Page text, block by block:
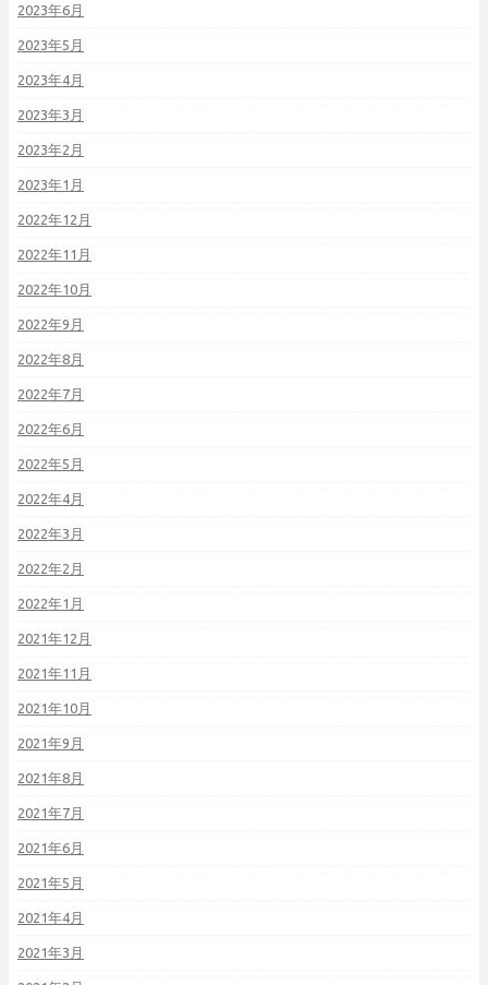
2023年6月
2023年5月
2023年4月
2023年3月
2023年2月
2023年1月
2022年12月
2022年11月
2022年10月
2022年9月
2022年8月
2022年7月
2022年6月
2022年5月
2022年4月
2022年3月
2022年2月
2022年1月
2021年12月
2021年11月
2021年10月
2021年9月
2021年8月
2021年7月
2021年6月
2021年5月
2021年4月
2021年3月